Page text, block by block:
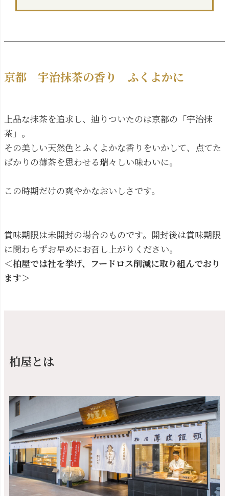
京都 宇治抹茶の香り ふくよかに
上品な抹茶を追求し、辿りついたのは京都の「宇治抹
茶」。
その美しい天然色とふくよかな香りをいかして、点てた
ばかりの薄茶を思わせる瑞々しい味わいに。
この時期だけの爽やかなおいしさです。
賞味期限は未開封の場合のものです。開封後は賞味期限
に関わらずお早めにお召し上がりください。
＜柏屋では社を挙げ、フードロス削減に取り組んでおり
ます＞
柏屋とは